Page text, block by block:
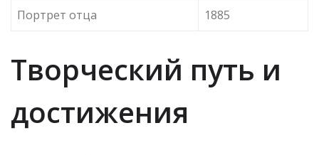
Портрет отца
1885
Творческий путь и
достижения